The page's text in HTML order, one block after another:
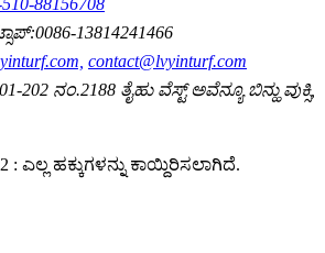
88156708
0086-13814241466
contact@lvyinturf.com
202 ನಂ.2188 ತೈಹು ವೆಸ್ಟ್ ಅವೆನ್ಯೂ ಬಿನ್ಹು ವುಕ್ಸಿ,
: ಎಲ್ಲ ಹಕ್ಕುಗಳನ್ನು ಕಾಯ್ದಿರಿಸಲಾಗಿದೆ.